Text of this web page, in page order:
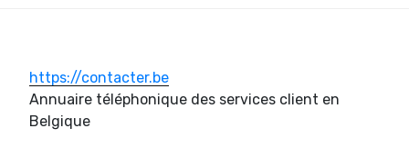
https://contacter.be
Annuaire téléphonique des services client en
Belgique